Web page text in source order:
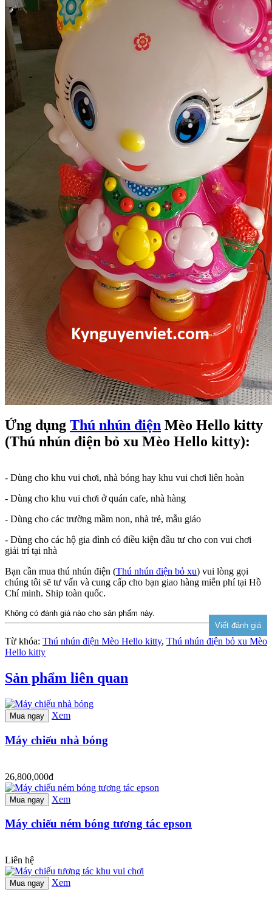
Ứng dụng Thú nhún điện Mèo Hello kitty
(Thú nhún điện bỏ xu Mèo Hello kitty):
- Dùng cho khu vui chơi, nhà bóng hay khu vui chơi liên hoàn
- Dùng cho khu vui chơi ở quán cafe, nhà hàng
- Dùng cho các trường mầm non, nhà trẻ, mẫu giáo
- Dùng cho các hộ gia đình có điều kiện đầu tư cho con vui chơi
giải trí tại nhà
Bạn cần mua thú nhún điện (Thú nhún điện bỏ xu) vui lòng gọi
chúng tôi sẽ tư vấn và cung cấp cho bạn giao hàng miễn phí tại Hồ
Chí minh. Ship toàn quốc.
Không có đánh giá nào cho sản phẩm này.
Từ khóa: Thú nhún điện Mèo Hello kitty, Thú nhún điện bỏ xu Mèo
Hello kitty
Sản phẩm liên quan
Mua ngay Xem
Máy chiếu nhà bóng
26,800,000đ
Mua ngay Xem
Máy chiếu ném bóng tương tác epson
Liên hệ
Mua ngay Xem